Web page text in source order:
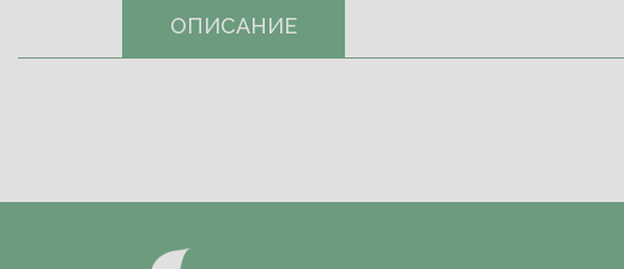
ОПИСАНИЕ